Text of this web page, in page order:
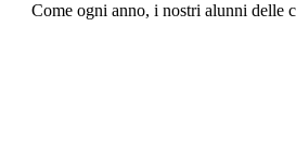
Come ogni anno, i nostri alunni delle